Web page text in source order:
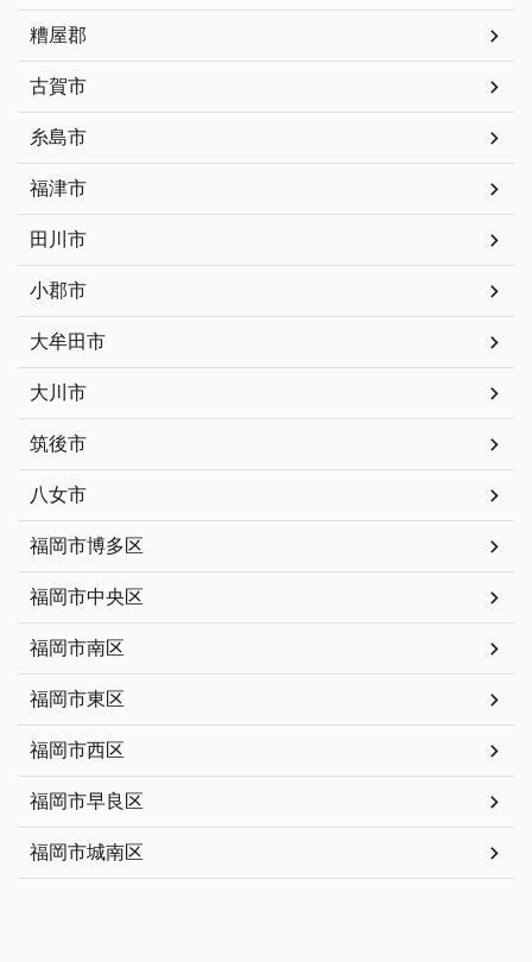
糟屋郡
古賀市
糸島市
福津市
田川市
小郡市
大牟田市
大川市
筑後市
八女市
福岡市博多区
福岡市中央区
福岡市南区
福岡市東区
福岡市西区
福岡市早良区
福岡市城南区